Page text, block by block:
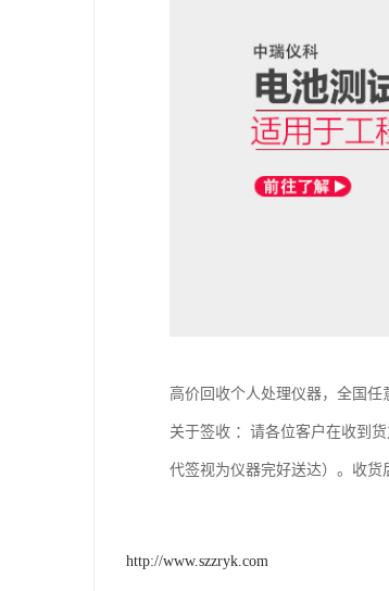
高价回收个人处理仪器，全国任
关于签收 ：请各位客户在收到
代签视为仪器完好送达）。收货
http://www.szzryk.com